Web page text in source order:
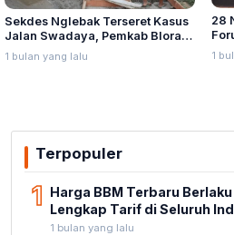
Sekdes Nglebak Terseret Kasus
Jalan Swadaya, Pemkab Blora
Sebut Pendampingan Hukum
Bukan Kewenangannya
1 bulan yang lalu
28
1
Terpopuler
1 Harga BBM Terbaru
Lengkap Tarif di Seluruh
1 bulan yang lalu